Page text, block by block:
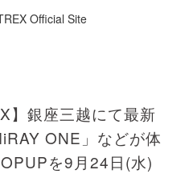
】銀座三越にて最新
ONE」などが体
を9月24日(水)